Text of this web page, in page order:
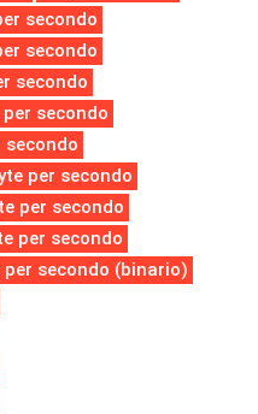
secondo
secondo
secondo
secondo
secondo
per secondo
per secondo
per secondo
secondo (binario)